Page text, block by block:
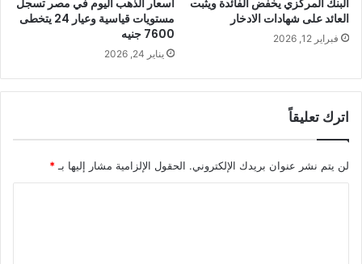
العائد على شهادات الادخار
فبراير 12, 2026
مستويات قياسية وعيار 24 يتخطى
7600 جنيه
يناير 24, 2026
اترك تعليقاً
لن يتم نشر عنوان بريدك الإلكتروني. الحقول الإلزامية مشار إليها بـ *